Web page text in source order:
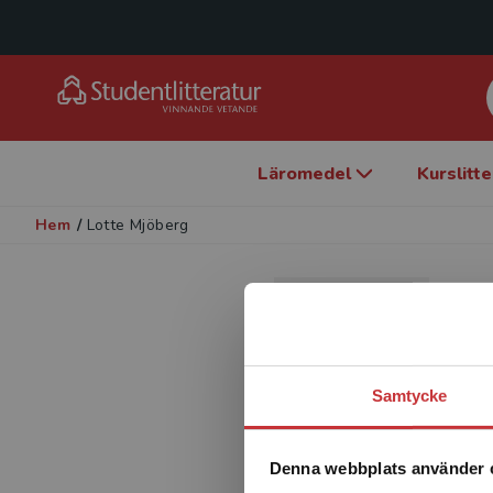
Samtycke
Denna webbplats använder
Läromedel
Hem / Lotte Mjöberg